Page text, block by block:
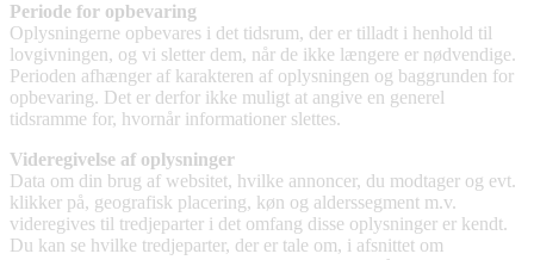
Periode for opbevaring
Oplysningerne opbevares i det tidsrum, der er tilladt i henhold til
lovgivningen, og vi sletter dem, når de ikke længere er nødvendige.
Perioden afhænger af karakteren af oplysningen og baggrunden for
opbevaring. Det er derfor ikke muligt at angive en generel
tidsramme for, hvornår informationer slettes.
Videregivelse af oplysninger
Data om din brug af websitet, hvilke annoncer, du modtager og evt.
klikker på, geografisk placering, køn og alderssegment m.v.
videregives til tredjeparter i det omfang disse oplysninger er kendt.
Du kan se hvilke tredjeparter, der er tale om, i afsnittet om